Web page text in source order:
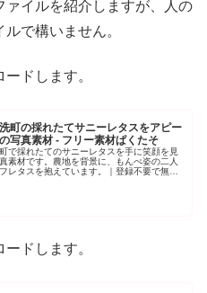
ァイルを紹介しますが、人の
で構いません。
ドします。
町の採れたてサニーレタスをアピー
写真素材 - フリー素材ぱくたそ
で採れたてのサニーレタスを手に笑顔を見
素材です。農地を背景に、もんぺ姿の二人
レタスを抱えています。｜登録不要で無料
ドします。